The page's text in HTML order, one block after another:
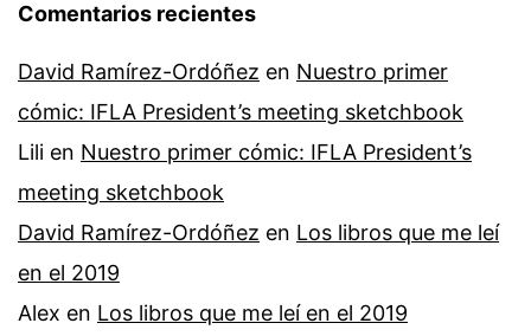
Comentarios recientes
David Ramírez-Ordóñez en Nuestro primer
cómic: IFLA President’s meeting sketchbook
Lili en Nuestro primer cómic: IFLA President’s
meeting sketchbook
David Ramírez-Ordóñez en Los libros que me leí
en el 2019
Alex en Los libros que me leí en el 2019